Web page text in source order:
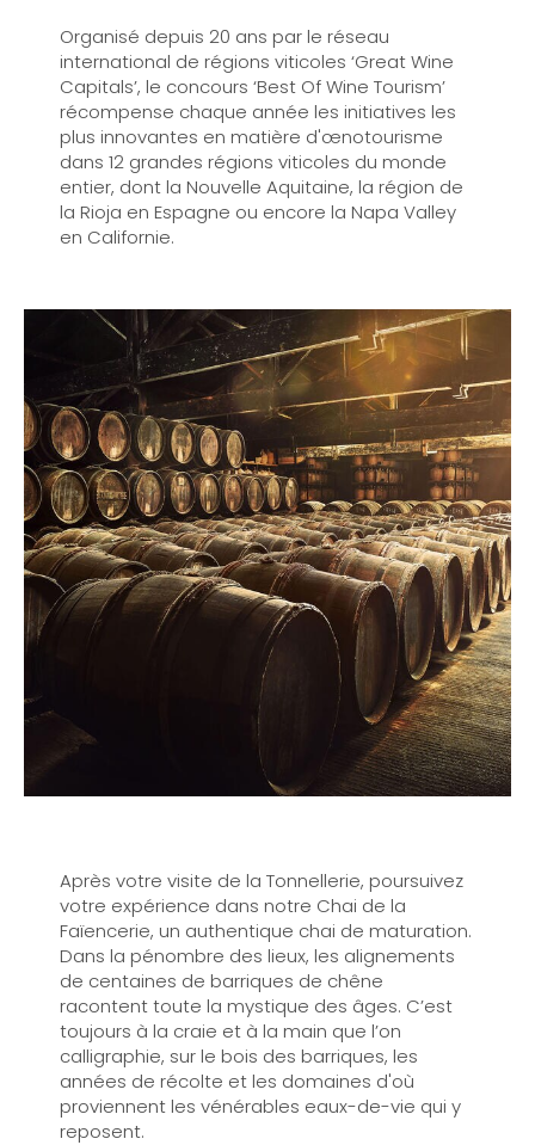
Organisé depuis 20 ans par le réseau
international de régions viticoles ‘Great Wine
Capitals’, le concours ‘Best Of Wine Tourism’
récompense chaque année les initiatives les
plus innovantes en matière d'œnotourisme
dans 12 grandes régions viticoles du monde
entier, dont la Nouvelle Aquitaine, la région de
la Rioja en Espagne ou encore la Napa Valley
en Californie.
Après votre visite de la Tonnellerie, poursuivez
votre expérience dans notre Chai de la
Faïencerie, un authentique chai de maturation.
Dans la pénombre des lieux, les alignements
de centaines de barriques de chêne
racontent toute la mystique des âges. C’est
toujours à la craie et à la main que l’on
calligraphie, sur le bois des barriques, les
années de récolte et les domaines d'où
proviennent les vénérables eaux-de-vie qui y
reposent.